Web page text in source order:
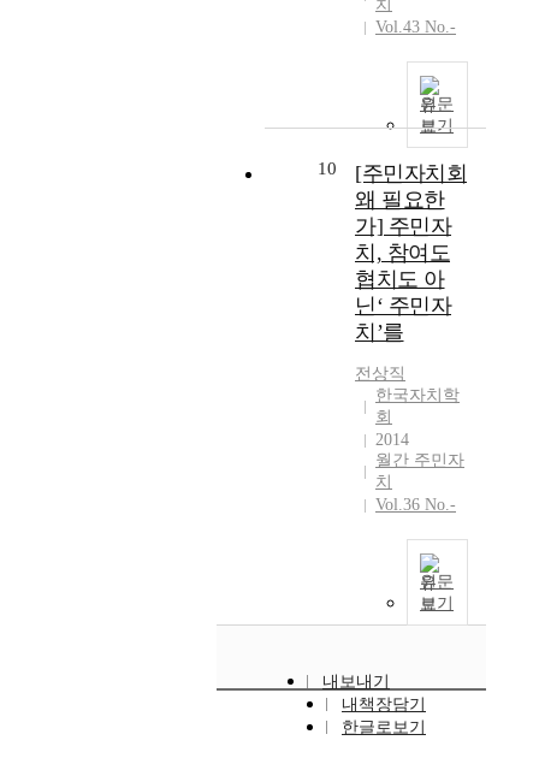
치
Vol.43 No.-
원문
보기
10
[주민자치회
왜 필요한
가] 주민자
치, 참여도
협치도 아
닌‘ 주민자
치’를
전상직
한국자치학
회
2014
월간 주민자
치
Vol.36 No.-
원문
보기
내보내기
내책장담기
한글로보기